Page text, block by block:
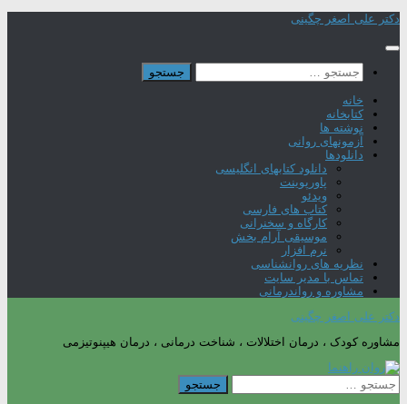
Skip
content
دکتر علی اصغر چگینی
جستجو
برای:
خانه
کتابخانه
نوشته ها
آزمونهای روانی
دانلودها
دانلود کتابهای انگلیسی
پاورپوینت
ویدئو
کتاب های فارسی
کارگاه و سخنرانی
موسیقی آرام بخش
نرم افزار
نظریه های روانشناسی
تماس با مدیر سایت
مشاوره و رواندرمانی
دکتر علی اصغر چگینی
مشاوره کودک ، درمان اختلالات ، شناخت درمانی ، درمان هیپنوتیزمی
جستجو
برای: